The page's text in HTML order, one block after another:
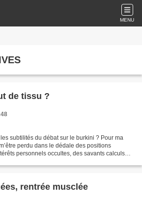
MENU
de tissu ?
subtilités du débat sur le burkini ? Pour ma
perdu dans le dédale des positions
personnels occultes, des savants calculs
rentrée musclée